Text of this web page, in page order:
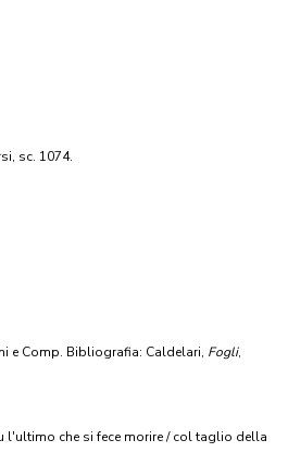
sc. 1074.
e Comp. Bibliografia: Caldelari, Fogli,
l'ultimo che si fece morire / col taglio della